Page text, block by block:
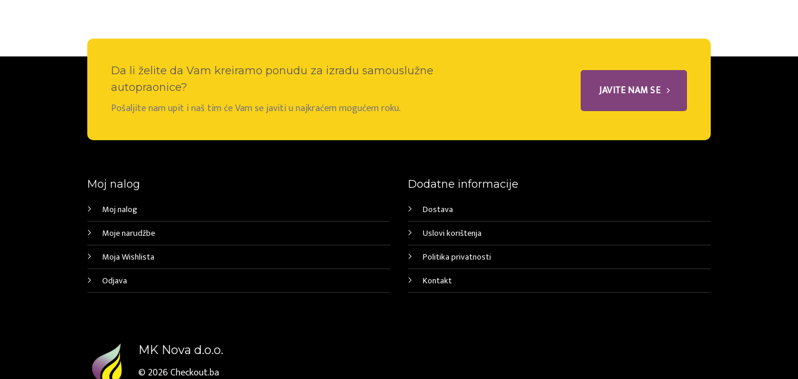
Da li želite da Vam kreiramo ponudu za izradu samouslužne
autopraonice?
Pošaljite nam upit i naš tim će Vam se javiti u najkraćem mogućem roku.
JAVITE NAM SE
Moj nalog
Moj nalog
Moje narudžbe
Moja Wishlista
Odjava
Dodatne informacije
Dostava
Uslovi korištenja
Politika privatnosti
Kontakt
MK Nova d.o.o.
© 2026Checkout.ba